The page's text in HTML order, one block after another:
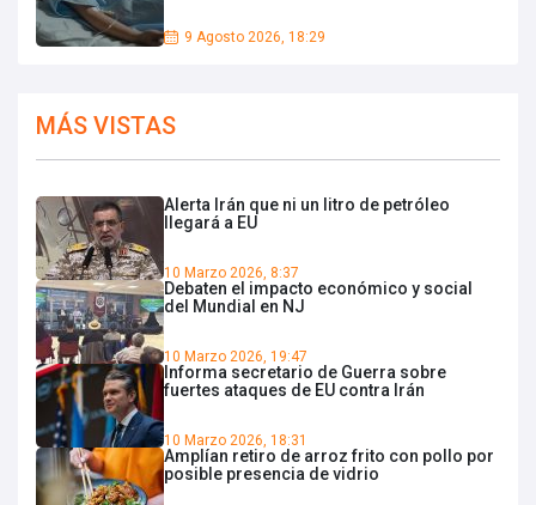
9 Agosto 2026, 18:29
MÁS VISTAS
Alerta Irán que ni un litro de petróleo
llegará a EU
10 Marzo 2026, 8:37
Debaten el impacto económico y social
del Mundial en NJ
10 Marzo 2026, 19:47
Informa secretario de Guerra sobre
fuertes ataques de EU contra Irán
10 Marzo 2026, 18:31
Amplían retiro de arroz frito con pollo por
posible presencia de vidrio